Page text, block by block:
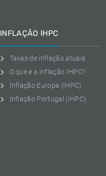
INFLAÇÃO IHPC
Taxas de inflação atuais
O que é a inflação IHPC?
Inflação Europa (IHPC)
Inflação Portugal (IHPC)